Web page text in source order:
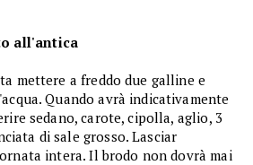
all'antica
mettere a freddo due galline e
Quando avrà indicativamente
sedano, carote, cipolla, aglio, 3
di sale grosso. Lasciar
intera. Il brodo non dovrà mai